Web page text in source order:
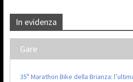
In evidenza
Gare
35ª Marathon Bike della Brianza: